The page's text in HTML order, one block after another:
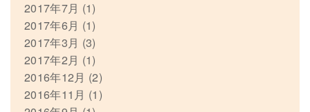
2017年7月 (1)
2017年6月 (1)
2017年3月 (3)
2017年2月 (1)
2016年12月 (2)
2016年11月 (1)